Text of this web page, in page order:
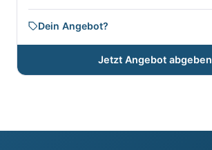
Dein Angebot?
Jetzt Angebot abgeben